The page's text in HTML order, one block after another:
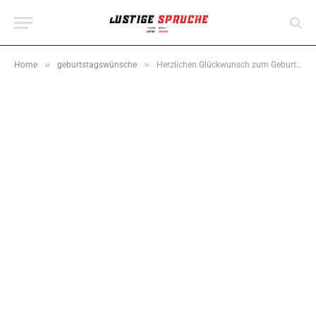
Home » geburtstagswünsche » Herzlichen Glückwunsch zum Geburtstag – 120+ Schöne Sprüche